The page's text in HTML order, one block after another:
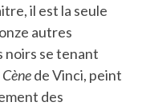
il est la seule
autres
noirs se tenant
Cènede Vinci, peint
des